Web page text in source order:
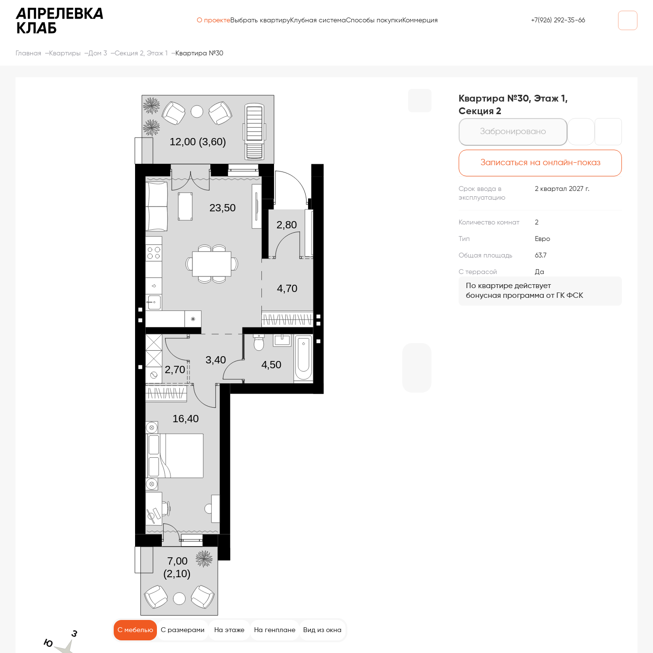
О проектеВыбрать квартируКлубная системаСпособы покупки Коммерция +7(926) 292-35-66
Главная Квартиры Дом 3 Секция 2, Этаж 1 Квартира №30
С мебелью С размерами На этаже На генплане Вид из окна
Квартира №30, Этаж 1,
Секция 2
Забронировано
Записаться на онлайн-показ
Срок ввода в
эксплуатацию
2 квартал 2027 г.
Количество комнат 2
Тип Евро
Общая площадь 63.7
С террасой Да
По квартире действует
бонусная программа от ГК ФСК